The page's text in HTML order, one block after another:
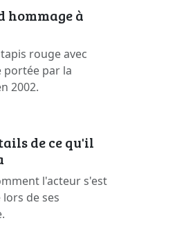
hommage à
rouge avec
portée par la
2002.
de ce qu'il
l'acteur s'est
de ses